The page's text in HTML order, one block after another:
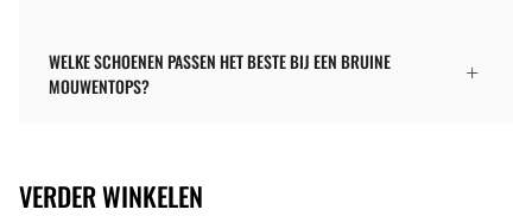
WELKE SCHOENEN PASSEN HET BESTE BIJ EEN BRUINE
MOUWENTOPS?
VERDER WINKELEN